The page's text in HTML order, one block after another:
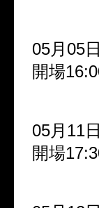
05月05
開場
05月11
開場